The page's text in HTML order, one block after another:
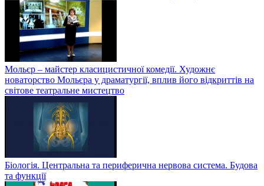
Мольєр – майстер класицистичної комедії. Художнє
новаторство Мольєра у драматургії, вплив його відкриттів на
світове театральне мистецтво
Біологія. Центральна та периферична нервова система. Будова
та функції